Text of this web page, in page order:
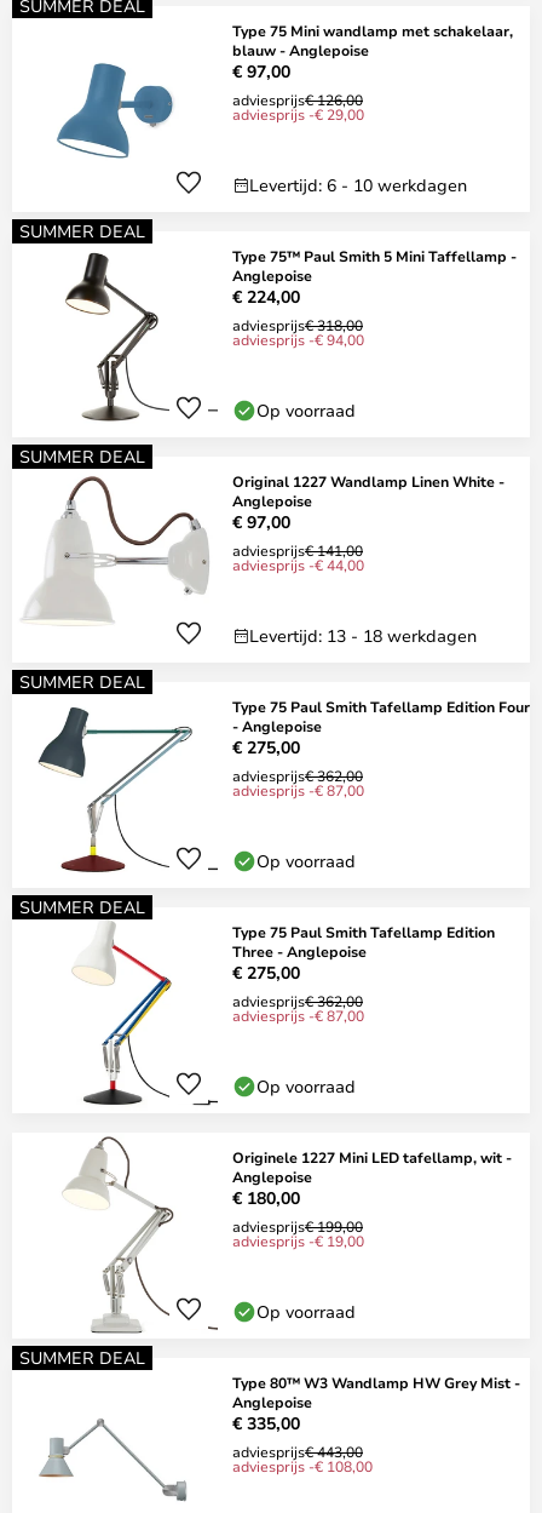
SUMMER DEAL
Type 75 Mini wandlamp met schakelaar,
blauw - Anglepoise
€ 97,00
adviesprijs€ 126,00
adviesprijs -€ 29,00
Levertijd: 6 - 10 werkdagen
SUMMER DEAL
Type 75™ Paul Smith 5 Mini Taffellamp -
Anglepoise
€ 224,00
adviesprijs€ 318,00
adviesprijs -€ 94,00
Op voorraad
SUMMER DEAL
Original 1227 Wandlamp Linen White -
Anglepoise
€ 97,00
adviesprijs€ 141,00
adviesprijs -€ 44,00
Levertijd: 13 - 18 werkdagen
SUMMER DEAL
Type 75 Paul Smith Tafellamp Edition Four
- Anglepoise
€ 275,00
adviesprijs€ 362,00
adviesprijs -€ 87,00
Op voorraad
SUMMER DEAL
Type 75 Paul Smith Tafellamp Edition
Three - Anglepoise
€ 275,00
adviesprijs€ 362,00
adviesprijs -€ 87,00
Op voorraad
Originele 1227 Mini LED tafellamp, wit -
Anglepoise
€ 180,00
adviesprijs€ 199,00
adviesprijs -€ 19,00
Op voorraad
SUMMER DEAL
Type 80™ W3 Wandlamp HW Grey Mist -
Anglepoise
€ 335,00
adviesprijs€ 443,00
adviesprijs -€ 108,00